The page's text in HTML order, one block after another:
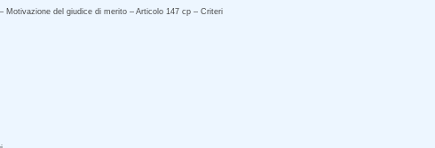
del giudice di merito – Articolo 147 cp – Criteri